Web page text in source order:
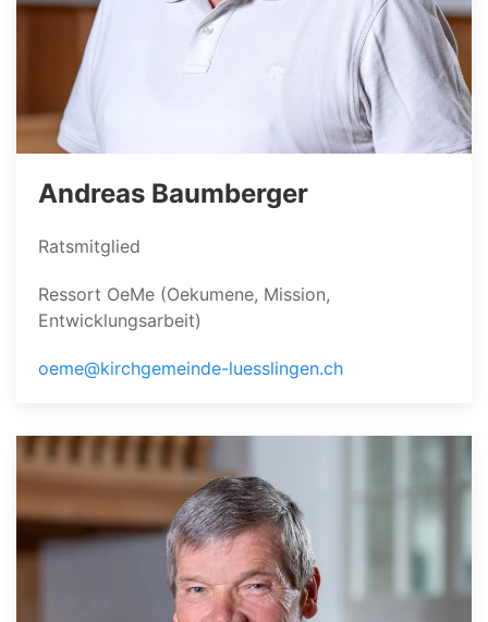
Andreas Baumberger
Ratsmitglied
Ressort OeMe (Oekumene, Mission,
Entwicklungsarbeit)
oeme@kirchgemeinde-luesslingen.ch